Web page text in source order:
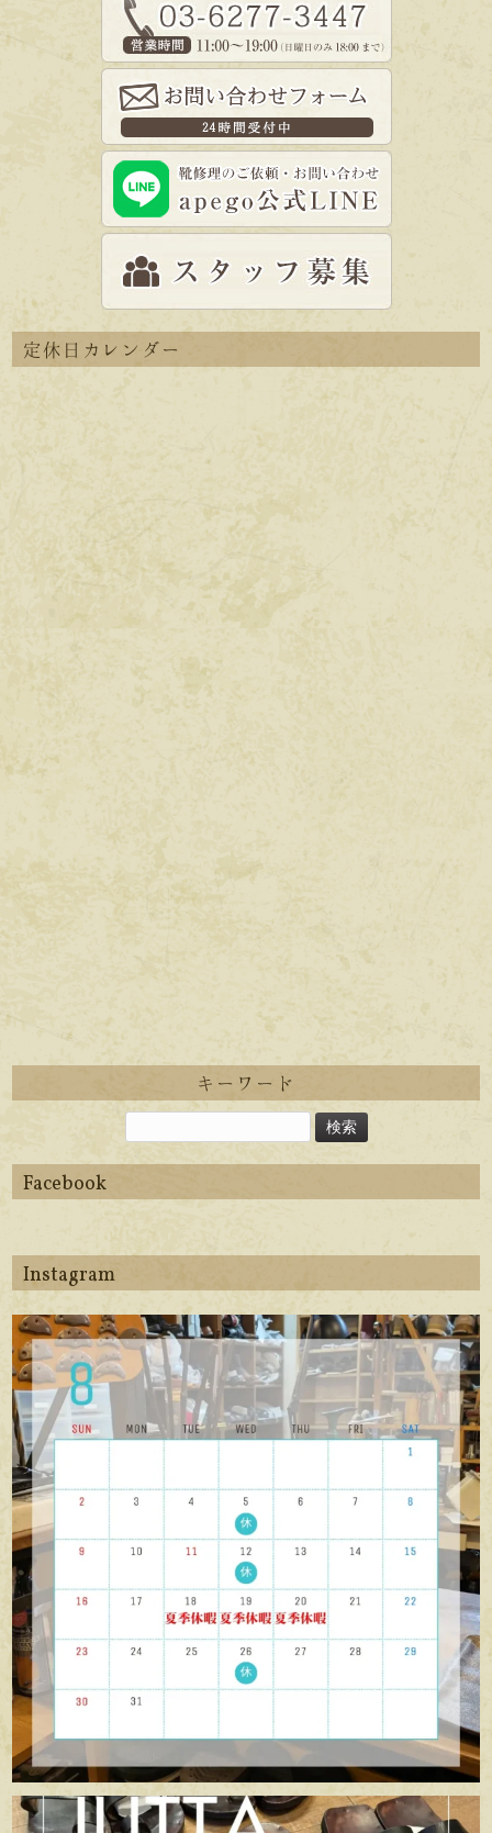
定休日カレンダー
キーワード
Facebook
Instagram
apego_handmade_shoemaker
8月 6
apego_handmade_shoemaker